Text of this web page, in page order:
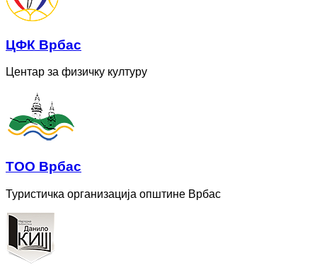
ЦФК Врбас
Центар за физичку културу
ТОО Врбас
Туристичка организација општине Врбас